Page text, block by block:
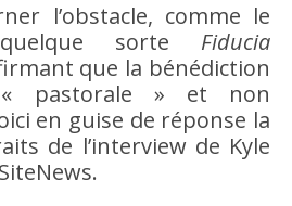
l’obstacle, comme le
sorte Fiducia
que la bénédiction
pastorale » et non
en guise de réponse la
de l’interview de Kyle